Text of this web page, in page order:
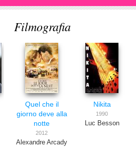
Filmografia
Quel che il
giorno deve alla
notte
2012
Alexandre Arcady
Nikita
1990
Luc Besson